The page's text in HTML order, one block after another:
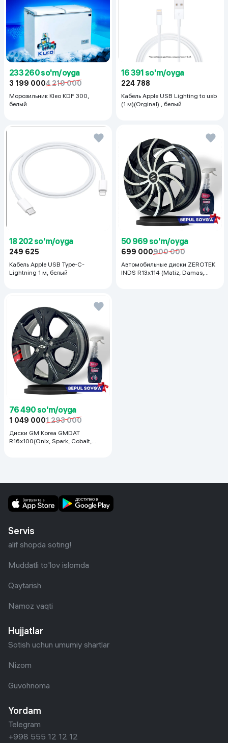
233 260 so'm/oyga
3 199 0004 219 000
Морозильник Kleo KDF 300,
белый
16 391 so'm/oyga
224 788
Кабель Apple USB Lighting to usb
(1 м)(Orginal) , белый
18 202 so'm/oyga
249 625
Кабель Apple USB Type-C-
Lightning 1 м, белый
50 969 so'm/oyga
699 000900 000
Автомобильные диски ZEROTEK
INDS R13x114 (Matiz, Damas,
76 490 so'm/oyga
1 049 0001 293 000
Диски GM Korea GMDAT
R16x100(Onix, Spark, Cobalt,
Servis
alif shopda soting!
Muddatli to'lov islomda
Qaytarish
Namoz vaqti
Hujjatlar
Sotish uchun umumiy shartlar
Nizom
Guvohnoma
Yordam
Telegram
+998 555 12 12 12